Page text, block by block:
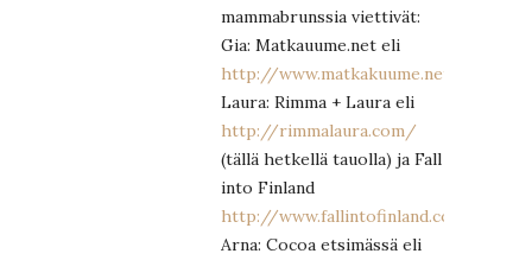
mammabrunssia viettivät:
Gia: Matkauume.net eli
http://www.matkakuume.net/
Laura: Rimma + Laura eli
http://rimmalaura.com/
(tällä hetkellä tauolla) ja Fall
into Finland
http://www.fallintofinland.com/
Arna: Cocoa etsimässä eli